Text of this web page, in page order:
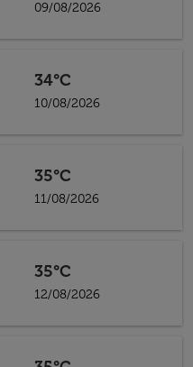
09/08/2026
34°C
10/08/2026
35°C
11/08/2026
35°C
12/08/2026